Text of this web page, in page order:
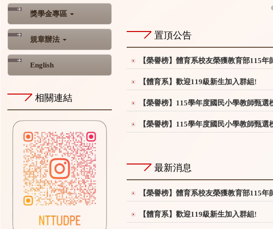
獎學金專區
規章辦法
English
相關連結
置頂公告
【榮譽榜】體育系校友榮獲教育部115年
【體育系】歡迎119級新生加入群組!
【榮譽榜】115學年度國民小學教師甄
【榮譽榜】115學年度國民小學教師甄
最新消息
【榮譽榜】體育系校友榮獲教育部115年
【體育系】歡迎119級新生加入群組!